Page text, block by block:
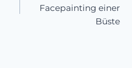
Facepainting einer
Büste